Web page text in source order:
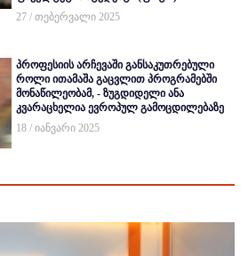
27 / თებერვალი 2025
პროფესიის არჩევაში განსაკუთრებული
როლი ითამაშა გაცვლით პროგრამებში
მონაწილეობამ, - ზუგდიდელი ანა
კვარაცხელია ევროპულ გამოცდილებაზე
18 / იანვარი 2025